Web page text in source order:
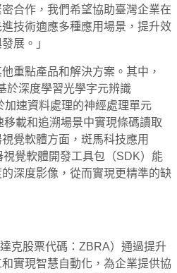
合作，我們希望協助臺灣企業在
技術適應多種應用場景，提升效
展。」
重點產品和解決方案。其中，
於深度學習光學字元辨識
加速資料處理的神經處理單元
移載和追溯場景中實現條碼讀取
覺軟體方面，斑馬科技應用
覺軟體開發工具包（SDK）能
深度影像，從而實現更精準的缺
克股票代碼：ZBRA）通過提升
實現智慧自動化，為企業提供協